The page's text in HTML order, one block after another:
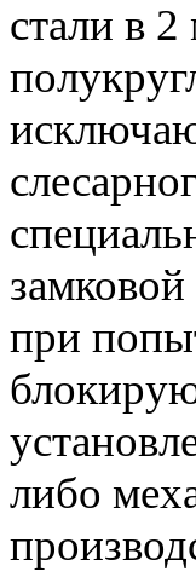
стали в
при
либо